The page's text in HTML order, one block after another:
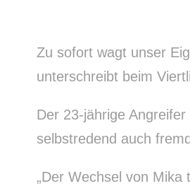
Zu sofort wagt unser
unterschreibt beim
Der 23-jährige
selbstredend auch
„Der Wechsel von